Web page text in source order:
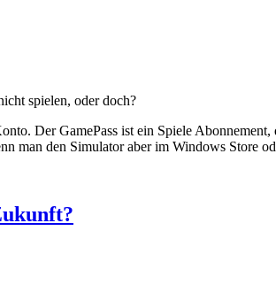
spielen, oder doch?
Der GamePass ist ein Spiele
man den Simulator aber im Windows Store